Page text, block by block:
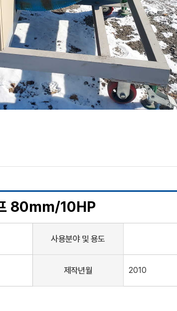
80mm/10HP
사용분야 및 용도
제작년월 2010